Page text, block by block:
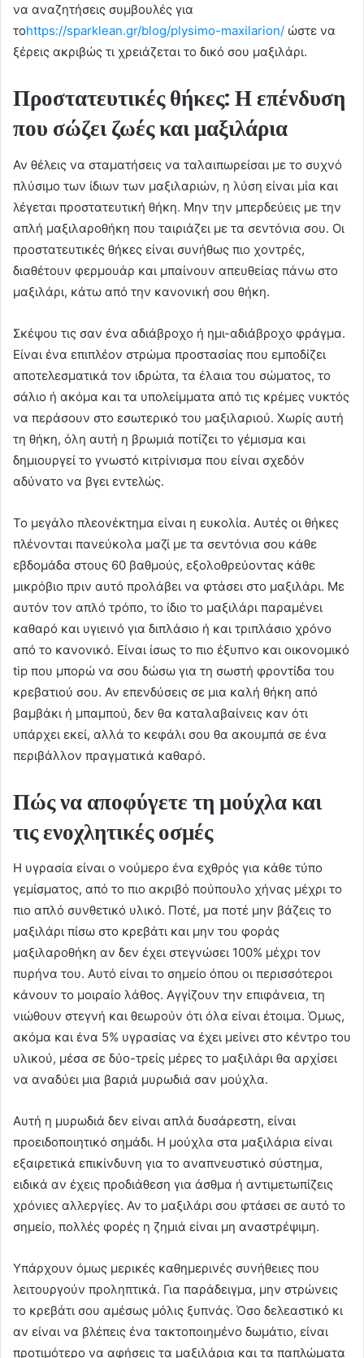
να αναζητήσεις συμβουλές για
τοhttps://sparklean.gr/blog/plysimo-maxilarion/ ώστε να
ξέρεις ακριβώς τι χρειάζεται το δικό σου μαξιλάρι.
Προστατευτικές θήκες: Η επένδυση
που σώζει ζωές και μαξιλάρια
Αν θέλεις να σταματήσεις να ταλαιπωρείσαι με το συχνό
πλύσιμο των ίδιων των μαξιλαριών, η λύση είναι μία και
λέγεται προστατευτική θήκη. Μην την μπερδεύεις με την
απλή μαξιλαροθήκη που ταιριάζει με τα σεντόνια σου. Οι
προστατευτικές θήκες είναι συνήθως πιο χοντρές,
διαθέτουν φερμουάρ και μπαίνουν απευθείας πάνω στο
μαξιλάρι, κάτω από την κανονική σου θήκη.
Σκέψου τις σαν ένα αδιάβροχο ή ημι-αδιάβροχο φράγμα.
Είναι ένα επιπλέον στρώμα προστασίας που εμποδίζει
αποτελεσματικά τον ιδρώτα, τα έλαια του σώματος, το
σάλιο ή ακόμα και τα υπολείμματα από τις κρέμες νυκτός
να περάσουν στο εσωτερικό του μαξιλαριού. Χωρίς αυτή
τη θήκη, όλη αυτή η βρωμιά ποτίζει το γέμισμα και
δημιουργεί το γνωστό κιτρίνισμα που είναι σχεδόν
αδύνατο να βγει εντελώς.
Το μεγάλο πλεονέκτημα είναι η ευκολία. Αυτές οι θήκες
πλένονται πανεύκολα μαζί με τα σεντόνια σου κάθε
εβδομάδα στους 60 βαθμούς, εξολοθρεύοντας κάθε
μικρόβιο πριν αυτό προλάβει να φτάσει στο μαξιλάρι. Με
αυτόν τον απλό τρόπο, το ίδιο το μαξιλάρι παραμένει
καθαρό και υγιεινό για διπλάσιο ή και τριπλάσιο χρόνο
από το κανονικό. Είναι ίσως το πιο έξυπνο και οικονομικό
tip που μπορώ να σου δώσω για τη σωστή φροντίδα του
κρεβατιού σου. Αν επενδύσεις σε μια καλή θήκη από
βαμβάκι ή μπαμπού, δεν θα καταλαβαίνεις καν ότι
υπάρχει εκεί, αλλά το κεφάλι σου θα ακουμπά σε ένα
περιβάλλον πραγματικά καθαρό.
Πώς να αποφύγετε τη μούχλα και
τις ενοχλητικές οσμές
Η υγρασία είναι ο νούμερο ένα εχθρός για κάθε τύπο
γεμίσματος, από το πιο ακριβό πούπουλο χήνας μέχρι το
πιο απλό συνθετικό υλικό. Ποτέ, μα ποτέ μην βάζεις το
μαξιλάρι πίσω στο κρεβάτι και μην του φοράς
μαξιλαροθήκη αν δεν έχει στεγνώσει 100% μέχρι τον
πυρήνα του. Αυτό είναι το σημείο όπου οι περισσότεροι
κάνουν το μοιραίο λάθος. Αγγίζουν την επιφάνεια, τη
νιώθουν στεγνή και θεωρούν ότι όλα είναι έτοιμα. Όμως,
ακόμα και ένα 5% υγρασίας να έχει μείνει στο κέντρο του
υλικού, μέσα σε δύο-τρείς μέρες το μαξιλάρι θα αρχίσει
να αναδύει μια βαριά μυρωδιά σαν μούχλα.
Αυτή η μυρωδιά δεν είναι απλά δυσάρεστη, είναι
προειδοποιητικό σημάδι. Η μούχλα στα μαξιλάρια είναι
εξαιρετικά επικίνδυνη για το αναπνευστικό σύστημα,
ειδικά αν έχεις προδιάθεση για άσθμα ή αντιμετωπίζεις
χρόνιες αλλεργίες. Αν το μαξιλάρι σου φτάσει σε αυτό το
σημείο, πολλές φορές η ζημιά είναι μη αναστρέψιμη.
Υπάρχουν όμως μερικές καθημερινές συνήθειες που
λειτουργούν προληπτικά. Για παράδειγμα, μην στρώνεις
το κρεβάτι σου αμέσως μόλις ξυπνάς. Όσο δελεαστικό κι
αν είναι να βλέπεις ένα τακτοποιημένο δωμάτιο, είναι
προτιμότερο να αφήσεις τα μαξιλάρια και τα παπλώματα